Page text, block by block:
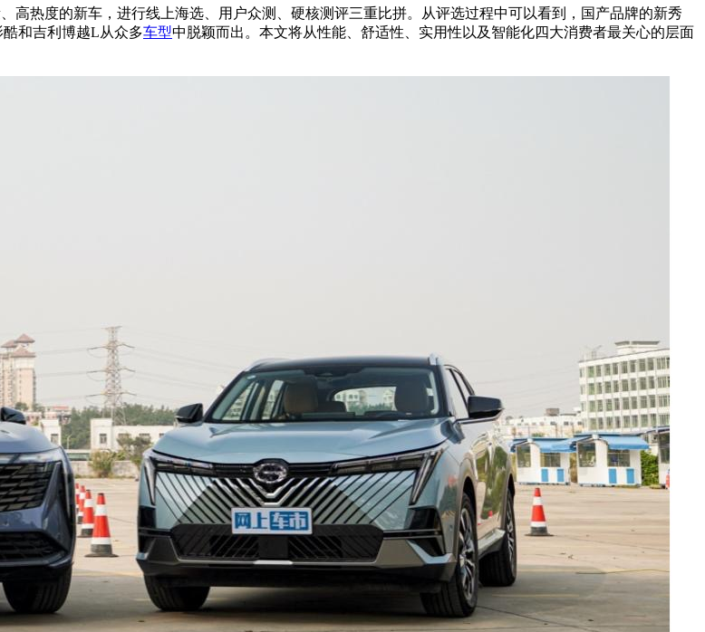
高热度的新车，进行线上海选、用户众测、硬核测评三重比拼。从评选过程中可以看到，国产品牌的新秀
和吉利博越L从众多车型中脱颖而出。本文将从性能、舒适性、实用性以及智能化四大消费者最关心的层面